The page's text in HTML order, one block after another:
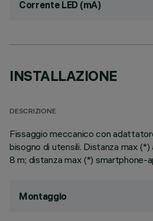
Corrente LED (mA)
INSTALLAZIONE
DESCRIZIONE
Fissaggio meccanico con
bisogno di utensili. Distanza max
8 m; distanza max (*) smartphone-
Montaggio